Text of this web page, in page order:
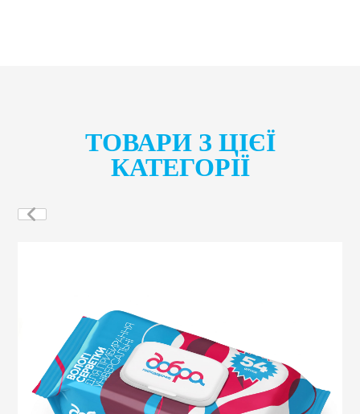
ТОВАРИ З ЦІЄЇ
КАТЕГОРІЇ